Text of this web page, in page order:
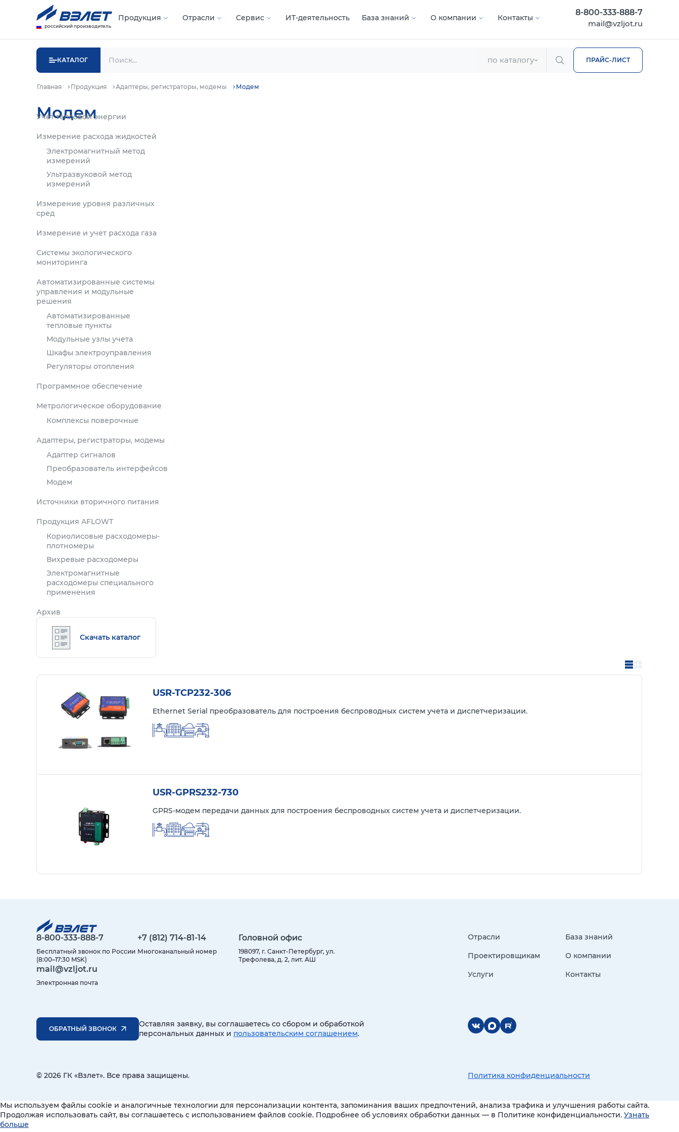
российский производитель
Продукция Отрасли Сервис ИТ-деятельность База знаний О компании Контакты
8-800-333-888-7
mail@vzljot.ru
КАТАЛОГ по каталогу ПРАЙС-ЛИСТ
Главная Продукция Адаптеры, регистраторы, модемы Модем
Модем
Учет тепловой энергии
Измерение расхода жидкостей
Электромагнитный метод
измерений
Ультразвуковой метод
измерений
Измерение уровня различных
сред
Измерение и учет расхода газа
Системы экологического
мониторинга
Автоматизированные системы
управления и модульные
решения
Автоматизированные
тепловые пункты
Модульные узлы учета
Шкафы электроуправления
Регуляторы отопления
Программное обеспечение
Метрологическое оборудование
Комплексы поверочные
Адаптеры, регистраторы, модемы
Адаптер сигналов
Преобразователь интерфейсов
Модем
Источники вторичного питания
Продукция AFLOWT
Кориолисовые расходомеры-
плотномеры
Вихревые расходомеры
Электромагнитные
расходомеры специального
применения
Архив
Скачать каталог
USR-TCP232-306
Ethernet Serial преобразователь для построения беспроводных систем учета и диспетчеризации.
USR-GPRS232-730
GPRS-модем передачи данных для построения беспроводных систем учета и диспетчеризации.
8-800-333-888-7
Бесплатный звонок по России
(8:00–17:30 MSK)
+7 (812) 714-81-14
Многоканальный номер
Головной офис
198097, г. Санкт-Петербург, ул.
Трефолева, д. 2, лит. АШ
mail@vzljot.ru
Электронная почта
Отрасли
Проектировщикам
Услуги
База знаний
О компании
Контакты
ОБРАТНЫЙ ЗВОНОК
Оставляя заявку, вы соглашаетесь со сбором и обработкой
персональных данных и пользовательским соглашением.
© 2026 ГК «Взлет». Все права защищены. Политика конфиденциальности
Мы используем файлы cookie и аналогичные технологии для персонализации контента, запоминания ваших предпочтений, анализа трафика и улучшения работы сайта.
Продолжая использовать сайт, вы соглашаетесь с использованием файлов cookie. Подробнее об условиях обработки данных — в Политике конфиденциальности. Узнать
больше